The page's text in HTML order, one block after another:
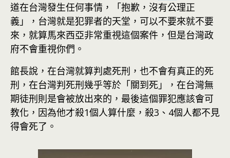
道在台灣發生任何事情，「抱歉，沒有公理正
義」，台灣就是犯罪者的天堂，可以不要來就不要
來，就算馬來西亞非常重視這個案件，但是台灣政
府不會重視你們。
館長說，在台灣就算判處死刑，也不會有真正的死
刑，在台灣判死刑幾乎等於「關到死」，在台灣無
期徒刑則是會被放出來的，最後這個罪犯應該會可
教化，因為他才殺1個人算什麼，殺3、4個人都不見
得會死了。